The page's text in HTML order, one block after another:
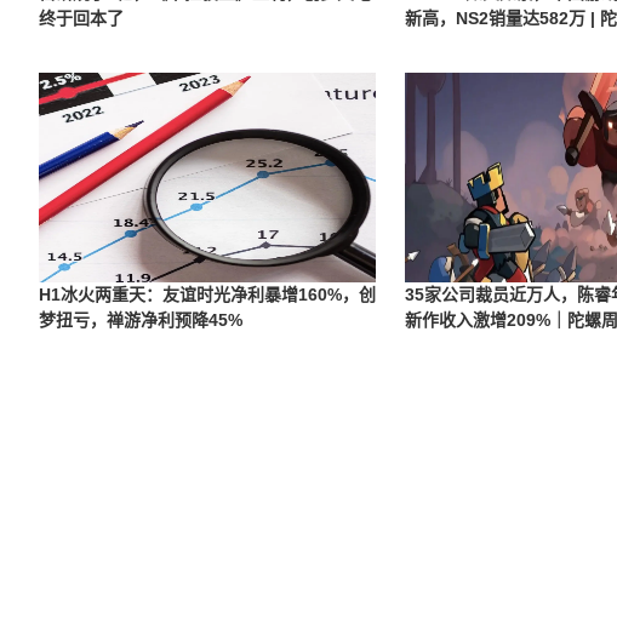
终于回本了
新高，NS2销量达582万 |
H1冰火两重天：友谊时光净利暴增160%，创
梦扭亏，禅游净利预降45%
35家公司裁员近万人，陈睿
新作收入激增209%｜陀螺